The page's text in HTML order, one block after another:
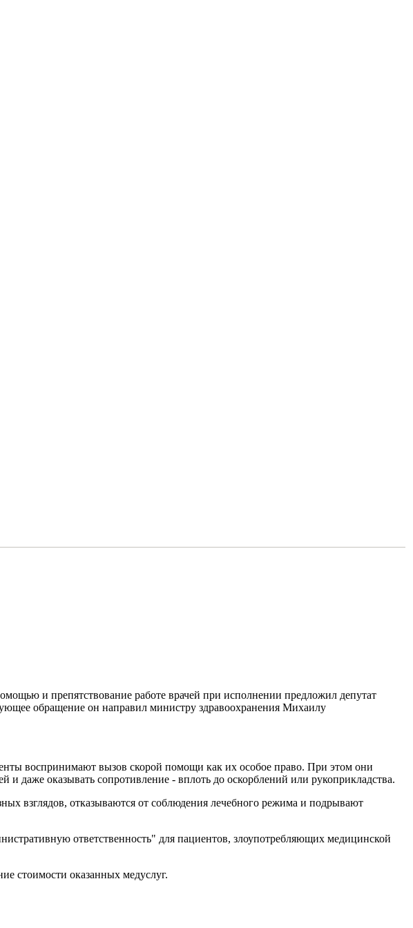
и препятствование работе врачей при исполнении предложил депутат
обращение он направил министру здравоохранения Михаилу
воспринимают вызов скорой помощи как их особое право. При этом они
даже оказывать сопротивление - вплоть до оскорблений или рукоприкладства.
взглядов, отказываются от соблюдения лечебного режима и подрывают
ответственность" для пациентов, злоупотребляющих медицинской
стоимости оказанных медуслуг.